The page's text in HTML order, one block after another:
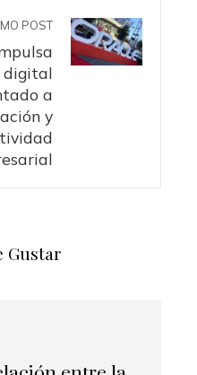
POST
digital
a
y
Gustar